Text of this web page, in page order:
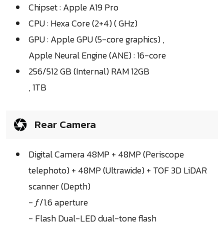
Chipset : Apple A19 Pro
CPU : Hexa Core (2+4) ( GHz)
GPU : Apple GPU (5-core graphics) ,
Apple Neural Engine (ANE) : 16-core
256/512 GB (Internal) RAM 12GB
, 1TB
Rear Camera
Digital Camera 48MP + 48MP (Periscope
telephoto) + 48MP (Ultrawide) + TOF 3D LiDAR
scanner (Depth)
- ƒ/1.6 aperture
- Flash Dual-LED dual-tone flash